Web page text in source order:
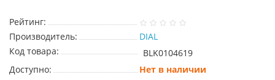
Рейтинг:
Производитель:
DIAL
Код товара:
BLK0104619
Доступно:
Нет в наличии